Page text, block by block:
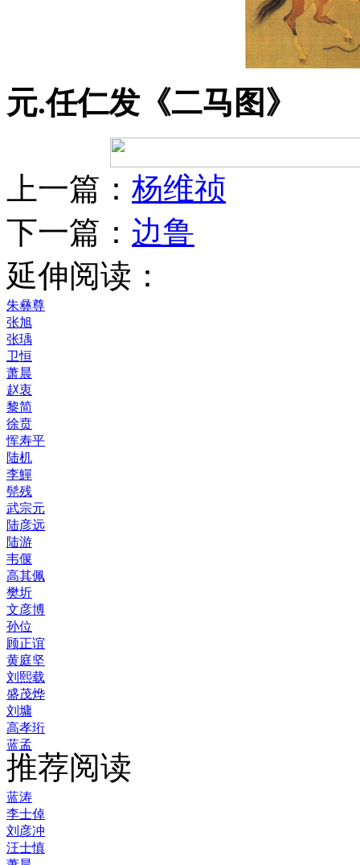
元.任仁发《二马图》
上一篇： 杨维祯
下一篇： 边鲁
延伸阅读：
朱彝尊
张旭
张瑀
卫恒
萧晨
赵衷
黎简
徐贲
恽寿平
陆机
李鱓
髡残
武宗元
陆彦远
陆游
韦偃
高其佩
樊圻
文彦博
孙位
顾正谊
黄庭坚
刘熙载
盛茂烨
刘墉
高孝珩
蓝孟
推荐阅读
蓝涛
李士倬
刘彦冲
汪士慎